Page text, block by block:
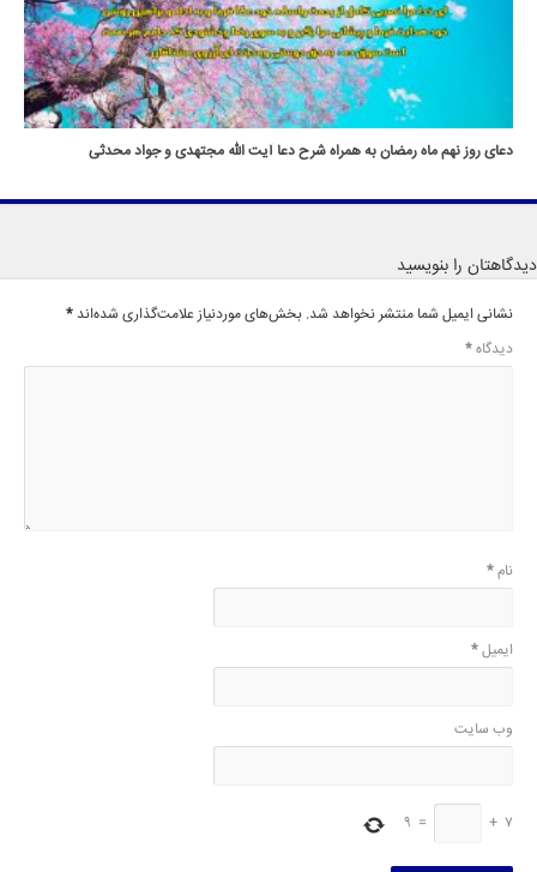
دعای روز نهم ماه رمضان به همراه شرح دعا آیت الله مجتهدی و جواد محدثی
دیدگاهتان را بنویسید
نشانی ایمیل شما منتشر نخواهد شد. بخش‌های موردنیاز علامت‌گذاری شده‌اند *
دیدگاه*
نام*
ایمیل*
وب‌ سایت
7
+
=
9